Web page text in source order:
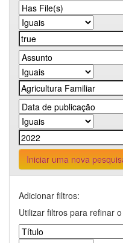
Iniciar uma nova
Adicionar filtros:
Utilizar filtros para refinar